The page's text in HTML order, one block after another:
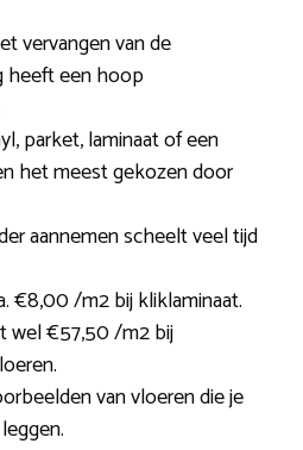
vervangen van de
heeft een hoop
parket, laminaat of een
het meest gekozen door
aannemen scheelt veel tijd
€8,00 /m2 bij kliklaminaat.
€57,50 /m2 bij
van vloeren die je